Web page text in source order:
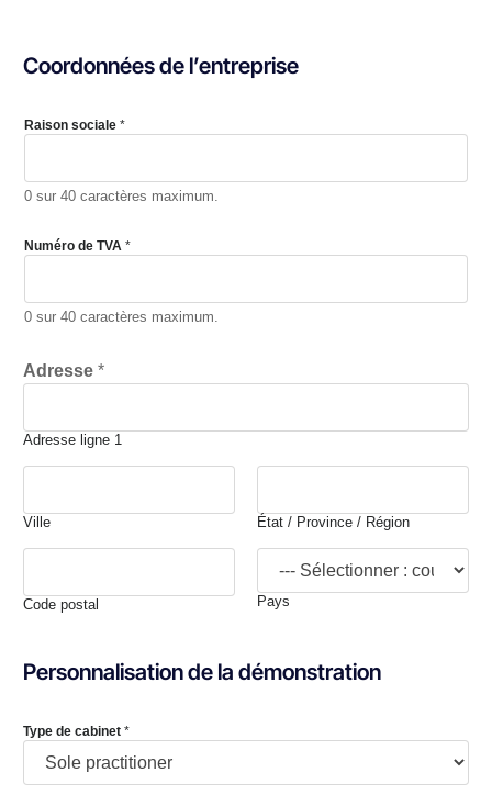
Coordonnées de l’entreprise
Raison sociale *
0 sur 40 caractères maximum.
Numéro de TVA *
0 sur 40 caractères maximum.
Adresse *
Adresse ligne 1
Ville État / Province / Région
Code postal Pays
Personnalisation de la démonstration
Type de cabinet *